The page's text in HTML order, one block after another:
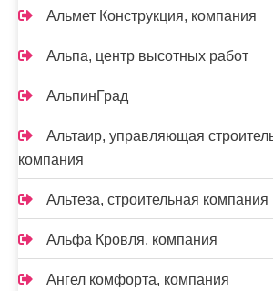
Альмет Конструкция, компания
Альпа, центр высотных работ
АльпинГрад
Альтаир, управляющая
компания
Альтеза, строительная компания
Альфа Кровля, компания
Ангел комфорта, компания